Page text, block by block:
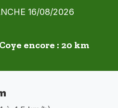
16/08/2026
encore : 20 km